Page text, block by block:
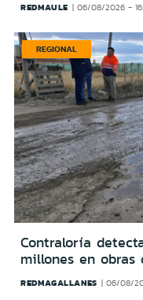
REDMAULE 06/08/2026 -
REGIONAL
Contraloría
millones en obras
REDMAGALLANES 06/08/